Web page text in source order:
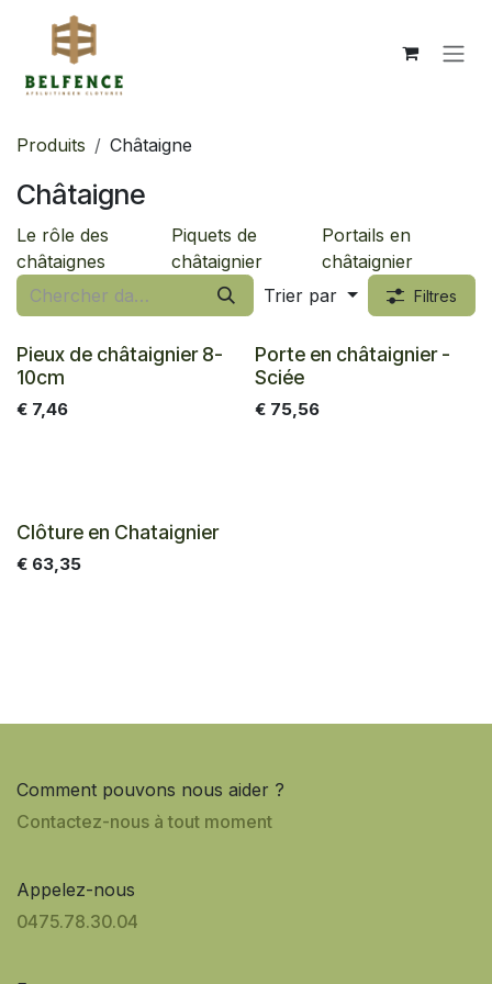
Se rendre au contenu
Produits Châtaigne
Châtaigne
Le rôle des
châtaignes
Piquets de
châtaignier
Portails en
châtaignier
Trier par
Filtres
Pieux de châtaignier 8-
10cm
€ 7,46
Porte en châtaignier -
Sciée
€ 75,56
Clôture en Chataignier
€ 63,35
Comment pouvons nous aider ?
Contactez-nous à tout moment
Appelez-nous
0475.7​8.30.04